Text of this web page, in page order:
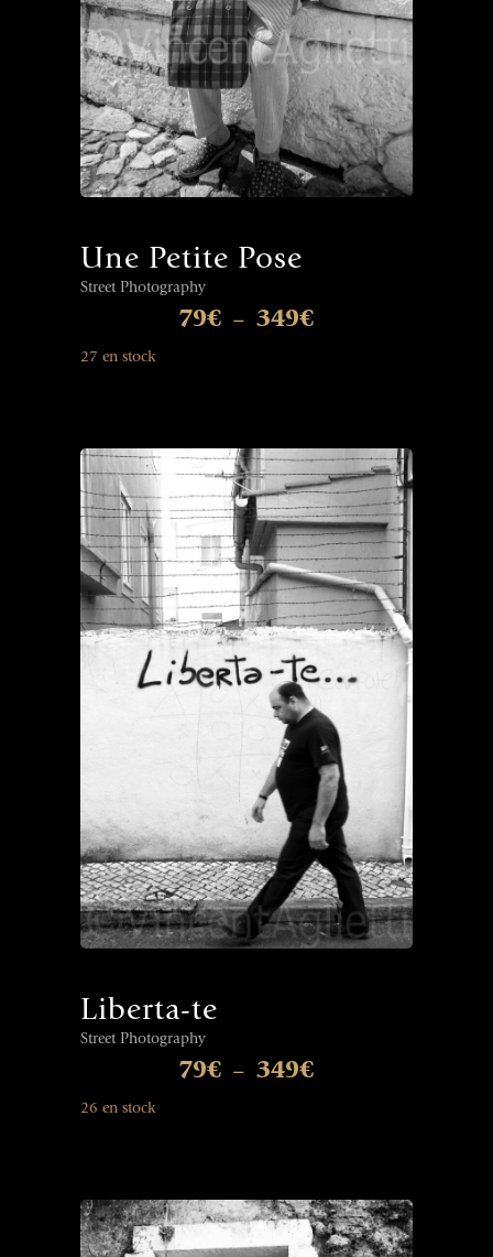
Une Petite Pose
Street Photography
79€ – 349€
27 en stock
Liberta-te
Street Photography
79€ – 349€
26 en stock